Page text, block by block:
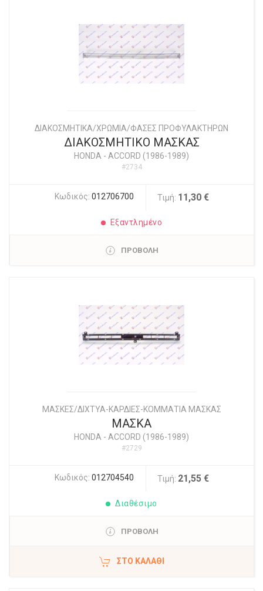
ΔΙΑΚΟΣΜΗΤΙΚΑ/ΧΡΩΜΙΑ/ΦΑΣΕΣ ΠΡΟΦΥΛΑΚΤΗΡΩΝ
ΔΙΑΚΟΣΜΗΤΙΚΟ ΜΑΣΚΑΣ
HONDA - ACCORD (1986-1989)
#2734
Κωδικός: 012706700 Τιμή: 11,30 €
Εξαντλημένο
ΠΡΟΒΟΛΗ
ΜΑΣΚΕΣ/ΔΙΧΤΥΑ-ΚΑΡΔΙΕΣ-ΚΟΜΜΑΤΙΑ ΜΑΣΚΑΣ
ΜΑΣΚΑ
HONDA - ACCORD (1986-1989)
#2729
Κωδικός: 012704540 Τιμή: 21,55 €
Διαθέσιμο
ΠΡΟΒΟΛΗ
ΣΤΟ ΚΑΛΆΘΙ